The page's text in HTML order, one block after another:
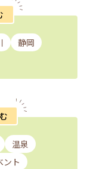
静岡
温泉
ント